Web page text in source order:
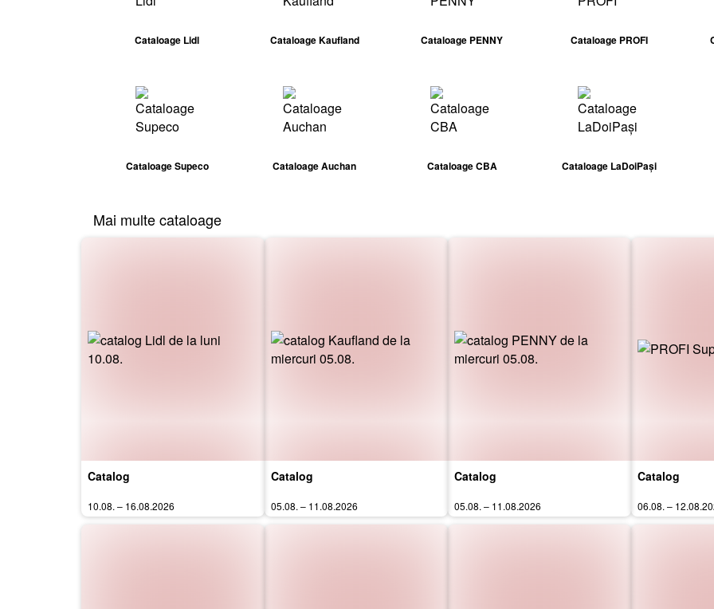
Cataloage Lidl Cataloage Kaufland Cataloage PENNY Cataloage PROFI
Cataloage Supeco Cataloage Auchan Cataloage CBA Cataloage LaDoiPași
Mai multe cataloage
Catalog
10.08. – 16.08.2026
Catalog
05.08. – 11.08.2026
Catalog
05.08. – 11.08.2026
Catalog
06.08. –